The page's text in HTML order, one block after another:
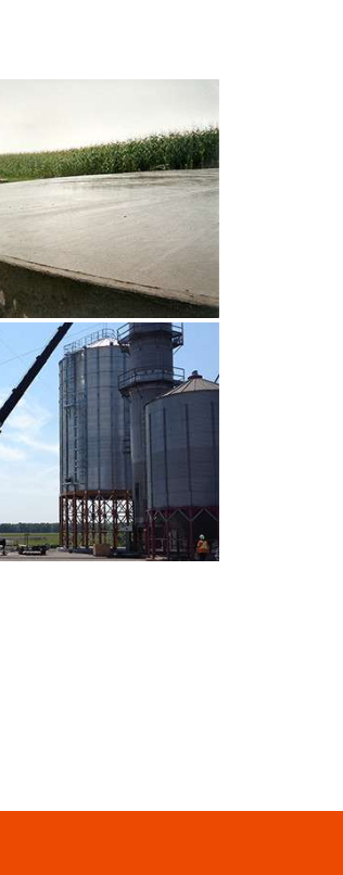
CLIQUEZ POUR AGRANDIR